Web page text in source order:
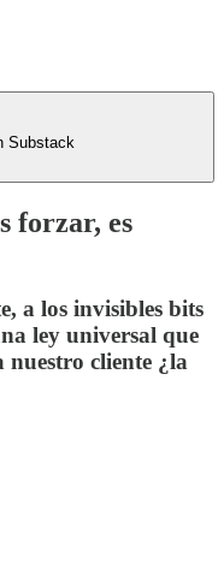
Substack
forzar, es
a los invisibles bits
ley universal que
nuestro cliente ¿la